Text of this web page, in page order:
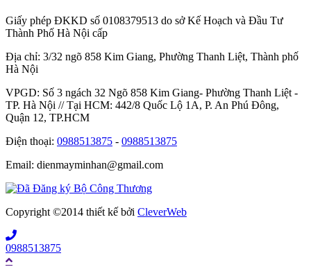
Giấy phép ĐKKD số 0108379513 do sở Kế Hoạch và Đầu Tư
Thành Phố Hà Nội cấp
Địa chỉ: 3/32 ngõ 858 Kim Giang, Phường Thanh Liệt, Thành phố
Hà Nội
VPGD: Số 3 ngách 32 Ngõ 858 Kim Giang- Phường Thanh Liệt -
TP. Hà Nội // Tại HCM: 442/8 Quốc Lộ 1A, P. An Phú Đông,
Quận 12, TP.HCM
Điện thoại: 0988513875 - 0988513875
Email: dienmayminhan@gmail.com
Copyright ©2014 thiết kế bởi CleverWeb
0988513875